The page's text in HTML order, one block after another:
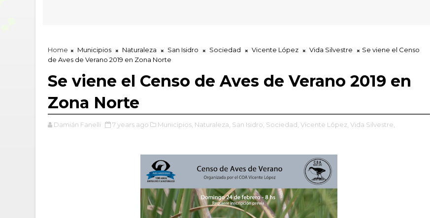
Home Municipios Naturaleza San Isidro Sociedad Vicente López Vida Silvestre
Se viene el Censo
de Aves de Verano 2019 en Zona Norte
Se viene el Censo de Aves de Verano 2019 en
Zona Norte
Damián Fanelli 7 years ago Municipios, Naturaleza, San Isidro, Sociedad, Vicente López, Vida Silvestre,